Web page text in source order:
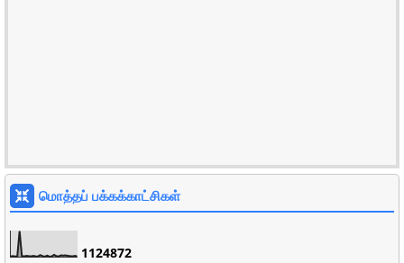
மொத்தப் பக்கக்காட்சிகள்
1124872